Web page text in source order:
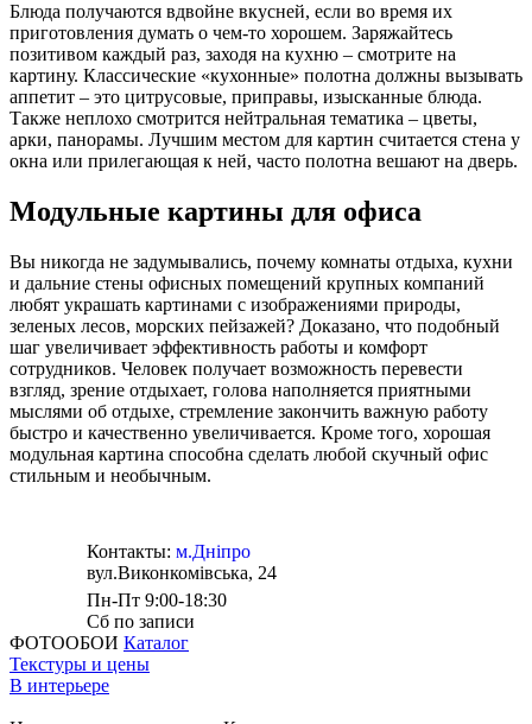
Блюда получаются вдвойне вкусней, если во время их
приготовления думать о чем-то хорошем. Заряжайтесь
позитивом каждый раз, заходя на кухню – смотрите на
картину. Классические «кухонные» полотна должны вызывать
аппетит – это цитрусовые, приправы, изысканные блюда.
Также неплохо смотрится нейтральная тематика – цветы,
арки, панорамы. Лучшим местом для картин считается стена у
окна или прилегающая к ней, часто полотна вешают на дверь.
Модульные картины для офиса
Вы никогда не задумывались, почему комнаты отдыха, кухни
и дальние стены офисных помещений крупных компаний
любят украшать картинами с изображениями природы,
зеленых лесов, морских пейзажей? Доказано, что подобный
шаг увеличивает эффективность работы и комфорт
сотрудников. Человек получает возможность перевести
взгляд, зрение отдыхает, голова наполняется приятными
мыслями об отдыхе, стремление закончить важную работу
быстро и качественно увеличивается. Кроме того, хорошая
модульная картина способна сделать любой скучный офис
стильным и необычным.
Контакты: м.Дніпро
вул.Виконкомівська, 24
Пн-Пт 9:00-18:30
Сб по записи
ФОТООБОИ Каталог
Текстуры и цены
В интерьере